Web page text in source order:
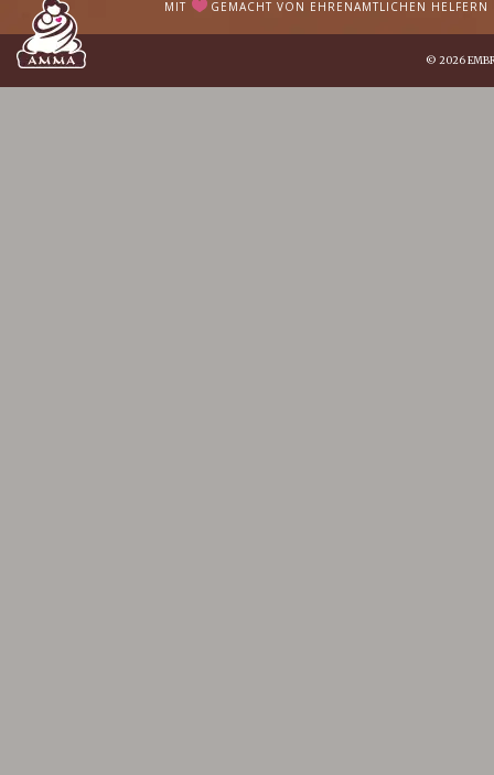
MIT GEMACHT VON EHRENAMTLICHEN
© 2026